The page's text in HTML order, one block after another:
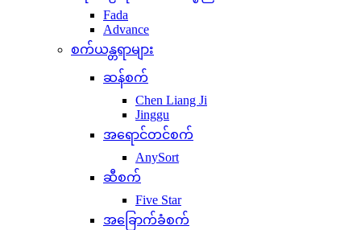
Fada
Advance
စက်ယန္တရာများ
ဆန်စက်
Chen Liang Ji
Jinggu
အရောင်တင်စက်
AnySort
ဆီစက်
Five Star
အခြောက်ခံစက်